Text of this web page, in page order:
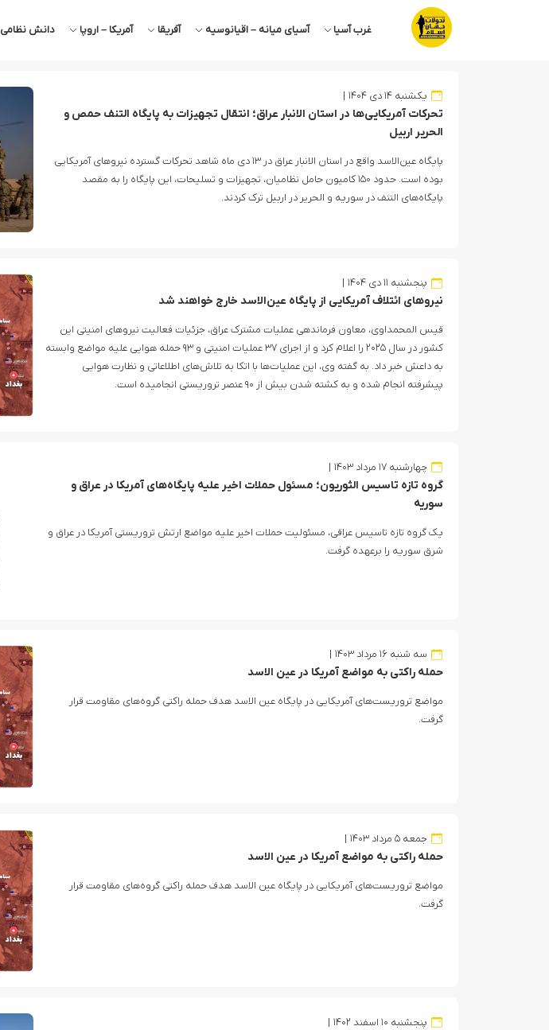
غرب آسیا آسیای میانه – اقیانوسیه آفریقا آمریکا – اروپا دانش نظامی
یکشنبه ۱۴ دی ۱۴۰۴
تحرکات آمریکایی‌ها در استان الانبار عراق؛ انتقال تجهیزات به پایگاه التنف حمص و
الحریر اربیل
پایگاه عین‌الاسد واقع در استان الانبار عراق در ۱۳ دی ماه شاهد تحرکات گسترده نیروهای آمریکایی
بوده است. حدود ۱۵۰ کامیون حامل نظامیان، تجهیزات و تسلیحات، این پایگاه را به مقصد
پایگاه‌های التنف در سوریه و الحریر در اربیل ترک کردند.
پنجشنبه ۱۱ دی ۱۴۰۴
نیروهای ائتلاف آمریکایی از پایگاه عین‌الاسد خارج خواهند شد
قیس المحمداوی، معاون فرماندهی عملیات مشترک عراق، جزئیات فعالیت نیروهای امنیتی این
کشور در سال ۲۰۲۵ را اعلام کرد و از اجرای ۳۷ عملیات امنیتی و ۹۳ حمله هوایی علیه مواضع وابسته
به داعش خبر داد. به گفته وی، این عملیات‌ها با اتکا به تلاش‌های اطلاعاتی و نظارت هوایی
پیشرفته انجام شده و به کشته شدن بیش از ۹۰ عنصر تروریستی انجامیده است.
چهارشنبه ۱۷ مرداد ۱۴۰۳
گروه تازه تاسیس الثوریون؛ مسئول حملات اخیر علیه پایگاه‌های آمریکا در عراق و
سوریه
یک گروه تازه تاسیس عراقی، مسئولیت حملات اخیر علیه مواضع ارتش تروریستی آمریکا در عراق و
شرق سوریه را برعهده گرفت.
سه شنبه ۱۶ مرداد ۱۴۰۳
حمله راکتی به مواضع آمریکا در عین الاسد
مواضع تروریست‌های آمریکایی در پایگاه عین الاسد هدف حمله راکتی گروه‌های مقاومت قرار
گرفت.
جمعه ۵ مرداد ۱۴۰۳
حمله راکتی به مواضع آمریکا در عین الاسد
مواضع تروریست‌های آمریکایی در پایگاه عین الاسد هدف حمله راکتی گروه‌های مقاومت قرار
گرفت.
پنجشنبه ۱۰ اسفند ۱۴۰۲